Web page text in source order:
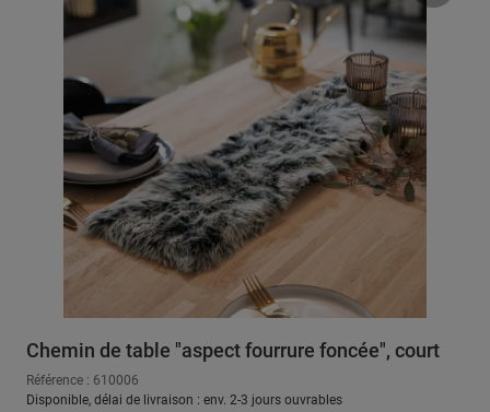
Chemin de table "aspect fourrure foncée", court
Référence : 610006
Disponible, délai de livraison : env. 2-3 jours ouvrables